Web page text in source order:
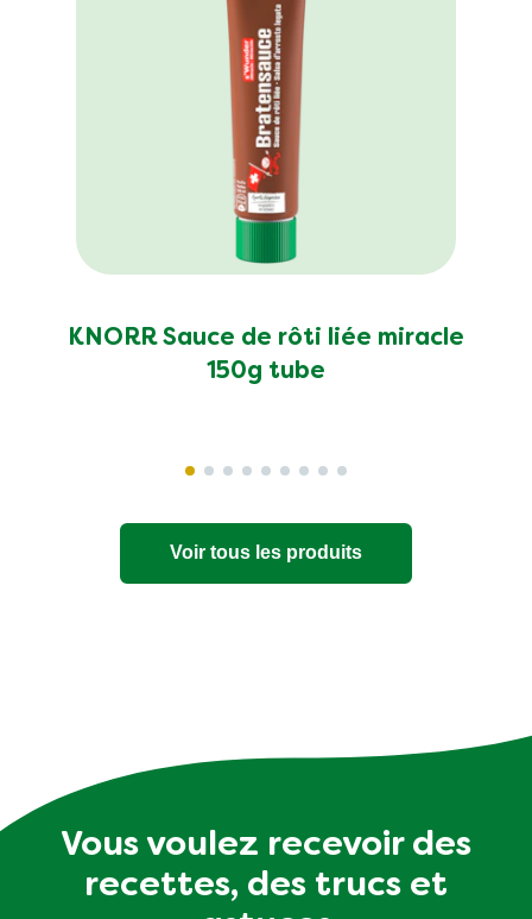
KNORR Sauce de rôti liée miracle
150g tube
Voir tous les produits
Vous voulez recevoir des
recettes, des trucs et